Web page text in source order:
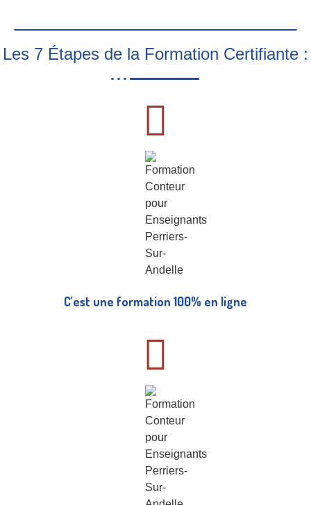
Les 7 Étapes de la Formation Certifiante :
C’est une formation 100% en ligne